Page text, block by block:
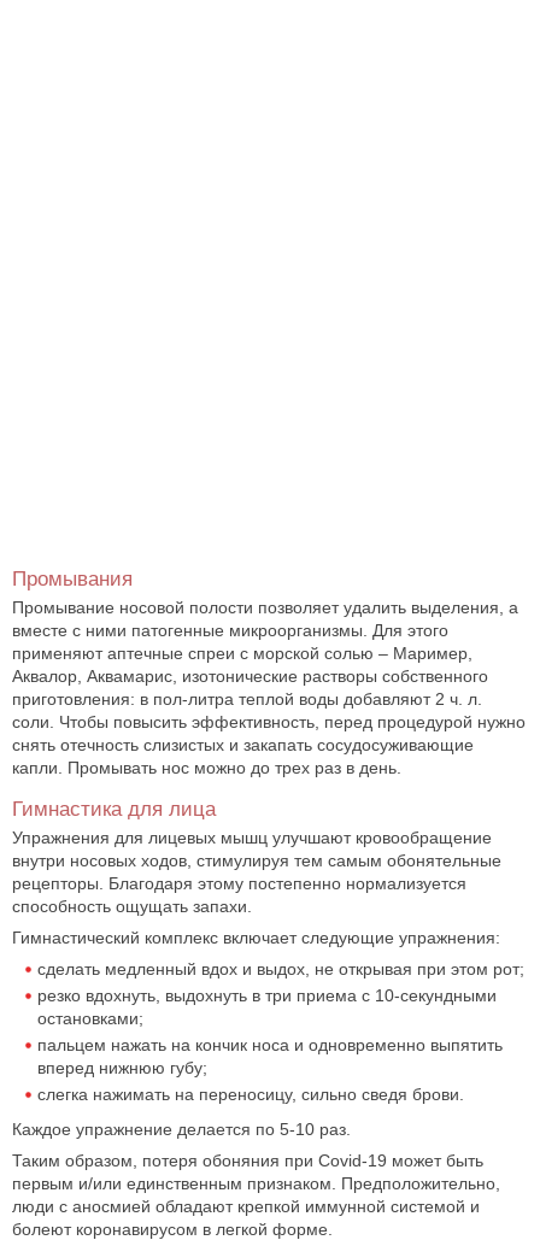
Промывания
Промывание носовой полости позволяет удалить выделения, а
вместе с ними патогенные микроорганизмы. Для этого
применяют аптечные спреи с морской солью – Маример,
Аквалор, Аквамарис, изотонические растворы собственного
приготовления: в пол-литра теплой воды добавляют 2 ч. л.
соли. Чтобы повысить эффективность, перед процедурой нужно
снять отечность слизистых и закапать сосудосуживающие
капли. Промывать нос можно до трех раз в день.
Гимнастика для лица
Упражнения для лицевых мышц улучшают кровообращение
внутри носовых ходов, стимулируя тем самым обонятельные
рецепторы. Благодаря этому постепенно нормализуется
способность ощущать запахи.
Гимнастический комплекс включает следующие упражнения:
сделать медленный вдох и выдох, не открывая при этом рот;
резко вдохнуть, выдохнуть в три приема с 10-секундными
остановками;
пальцем нажать на кончик носа и одновременно выпятить
вперед нижнюю губу;
слегка нажимать на переносицу, сильно сведя брови.
Каждое упражнение делается по 5-10 раз.
Таким образом, потеря обоняния при Covid-19 может быть
первым и/или единственным признаком. Предположительно,
люди с аносмией обладают крепкой иммунной системой и
болеют коронавирусом в легкой форме.